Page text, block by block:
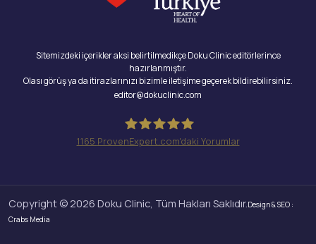
Sitemizdeki içerikler aksi belirtilmedikçe Doku Clinic editörlerince
hazırlanmıştır.
Olası görüş ya da itirazlarınızı bizimle iletişime geçerek bildirebilirsiniz.
editor@dokuclinic.com
1165 ProvenExpert.com'daki Yorumlar
Copyright © 2026 Doku Clinic, Tüm Hakları Saklıdır. Design & SEO :
Crabs Media